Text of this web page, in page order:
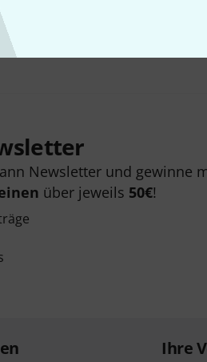
Newsletter und gewinne
über jeweils 50€!
Ihre